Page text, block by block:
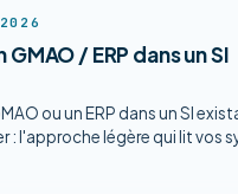
/ ERP dans un SI
ou un ERP dans un SI
: l'approche légère qui lit vos